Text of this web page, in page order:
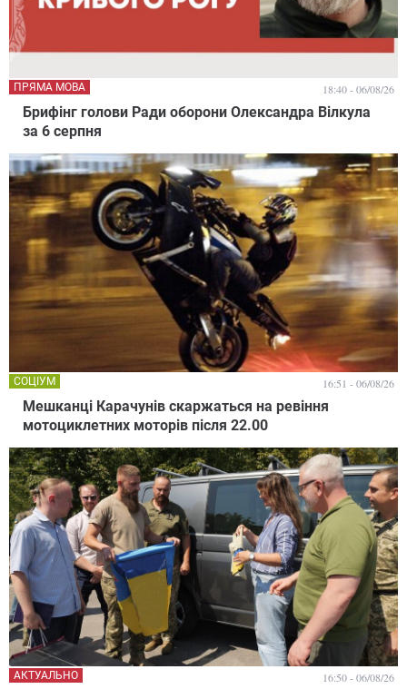
Брифінг голови Ради оборони Олександра Вілкула
за 6 серпня
ПРЯМА МОВА 18:40 - 06/08/26
Мешканці Карачунів скаржаться на ревіння
мотоциклетних моторів після 22.00
СОЦІУМ 16:51 - 06/08/26
АКТУАЛЬНО 16:50 - 06/08/26